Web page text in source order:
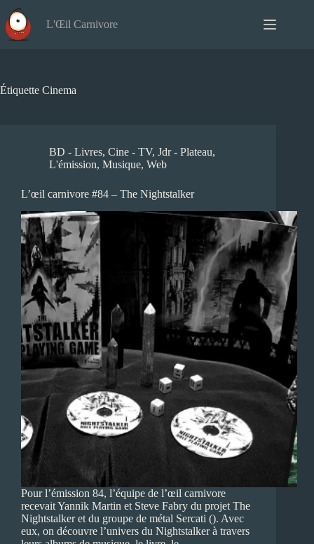
au
contenu
L'Œil Carnivore
Étiquette Cinema
BD - Livres, Cine - TV, Jdr - Plateau,
L'émission, Musique, Web
L’œil carnivore #84 – The Nightstalker
Pour l’émission 84, l’équipe de l’œil carnivore
recevait Yannik Martin et Steve Fabry du projet The
Nightstalker et du groupe de métal Sercati (). Avec
eux, on découvre l’univers du Nightstalker à travers